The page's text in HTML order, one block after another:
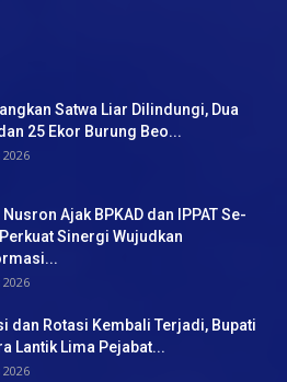
Satwa Liar Dilindungi, Dua
25 Ekor Burung Beo...
Ajak BPKAD dan IPPAT Se-
Sinergi Wujudkan
dan Rotasi Kembali Terjadi, Bupati
Lantik Lima Pejabat...